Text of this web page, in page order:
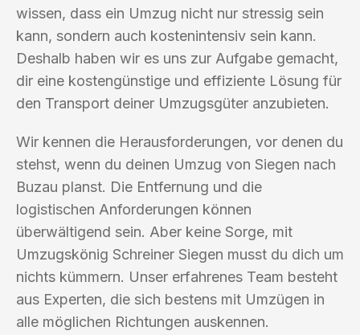
wissen, dass ein Umzug nicht nur stressig sein
kann, sondern auch kostenintensiv sein kann.
Deshalb haben wir es uns zur Aufgabe gemacht,
dir eine kostengünstige und effiziente Lösung für
den Transport deiner Umzugsgüter anzubieten.
Wir kennen die Herausforderungen, vor denen du
stehst, wenn du deinen Umzug von Siegen nach
Buzau planst. Die Entfernung und die
logistischen Anforderungen können
überwältigend sein. Aber keine Sorge, mit
Umzugskönig Schreiner Siegen musst du dich um
nichts kümmern. Unser erfahrenes Team besteht
aus Experten, die sich bestens mit Umzügen in
alle möglichen Richtungen auskennen.